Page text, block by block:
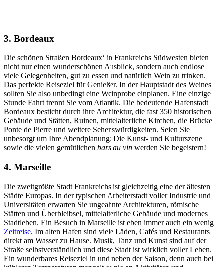
3. Bordeaux
Die schönen Straßen Bordeaux‘ in Frankreichs Südwesten bieten
nicht nur einen wunderschönen Ausblick, sondern auch endlose
viele Gelegenheiten, gut zu essen und natürlich Wein zu trinken.
Das perfekte Reiseziel für Genießer. In der Hauptstadt des Weines
sollten Sie also unbedingt eine Weinprobe einplanen. Eine einzige
Stunde Fahrt trennt Sie vom Atlantik. Die bedeutende Hafenstadt
Bordeaux besticht durch ihre Architektur, die fast 350 historischen
Gebäude und Stätten, Ruinen, mittelalterliche Kirchen, die Brücke
Ponte de Pierre und weitere Sehenswürdigkeiten. Seien Sie
unbesorgt um Ihre Abendplanung: Die Kunst- und Kulturszene
sowie die vielen gemütlichen bars au vin werden Sie begeistern!
4. Marseille
Die zweitgrößte Stadt Frankreichs ist gleichzeitig eine der ältesten
Städte Europas. In der typischen Arbeiterstadt voller Industrie und
Universitäten erwarten Sie ungeahnte Architekturen, römische
Stätten und Überbleibsel, mittelalterliche Gebäude und modernes
Stadtleben. Ein Besuch in Marseille ist eben immer auch ein wenig
Zeitreise. Im alten Hafen sind viele Läden, Cafés und Restaurants
direkt am Wasser zu Hause. Musik, Tanz und Kunst sind auf der
Straße selbstverständlich und diese Stadt ist wirklich voller Leben.
Ein wunderbares Reiseziel in und neben der Saison, denn auch bei